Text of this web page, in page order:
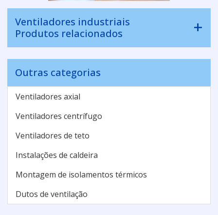
Ventiladores industriais
Produtos relacionados
Outras categorias
Ventiladores axial
Ventiladores centrífugo
Ventiladores de teto
Instalações de caldeira
Montagem de isolamentos térmicos
Dutos de ventilação